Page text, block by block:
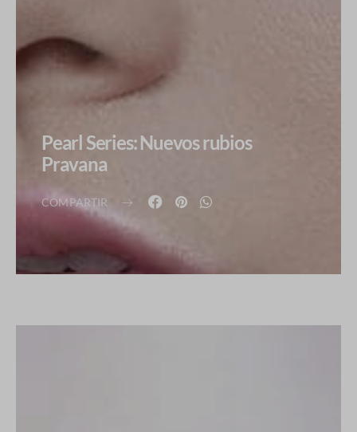
Pearl Series: Nuevos rubios
Pravana
COMPARTIR